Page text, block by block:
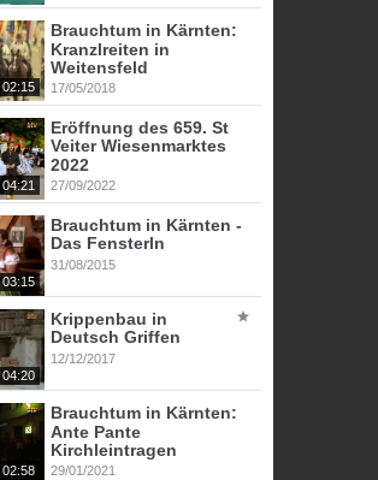
02:15
Brauchtum in Kärnten:
Kranzlreiten in
Weitensfeld
17/05/2018
04:21
Eröffnung des 659. St
Veiter Wiesenmarktes
2022
27/09/2022
03:15
Brauchtum in Kärnten -
Das Fensterln
31/08/2015
04:20
Krippenbau in
Deutsch Griffen
12/12/2017
02:58
Brauchtum in Kärnten:
Ante Pante
Kirchleintragen
29/01/2021